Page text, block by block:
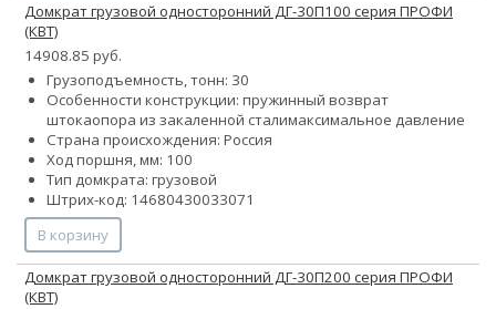
Домкрат грузовой односторонний ДГ-30П100 серия ПРОФИ
(КВТ)
14908.85 руб.
Грузоподъемность, тонн: 30
Особенности конструкции: пружинный возврат
штокаопора из закаленной сталимаксимальное давление
Страна происхождения: Россия
Ход поршня, мм: 100
Тип домкрата: грузовой
Штрих-код: 14680430033071
В корзину
Домкрат грузовой односторонний ДГ-30П200 серия ПРОФИ
(КВТ)